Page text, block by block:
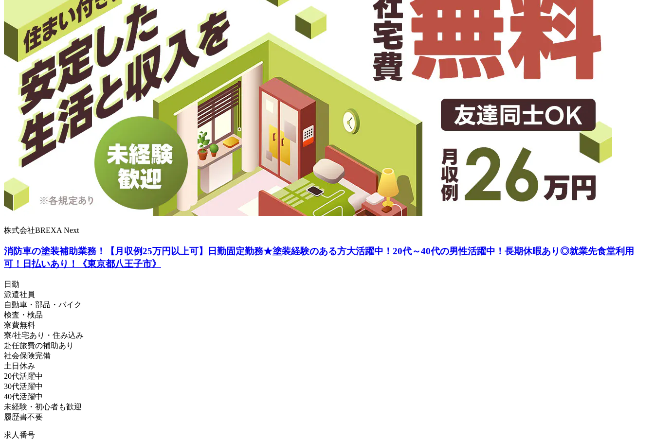
株式会社BREXA Next
消防車の塗装補助業務！【月収例25万円以上可】日勤固定勤務★塗装経験のある方大活躍中！20代～40代の男性活躍中！長期休暇あり◎就業先食堂利用
可！日払いあり！《東京都八王子市》
日勤
派遣社員
自動車・部品・バイク
検査・検品
寮費無料
寮/社宅あり・住み込み
赴任旅費の補助あり
社会保険完備
土日休み
20代活躍中
30代活躍中
40代活躍中
未経験・初心者も歓迎
履歴書不要
求人番号